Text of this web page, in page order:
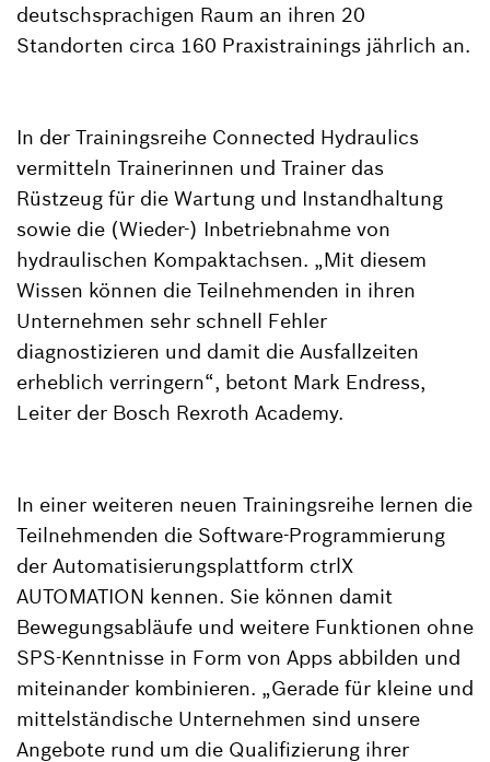
deutschsprachigen Raum an ihren 20
Standorten circa 160 Praxistrainings jährlich an.
In der Trainingsreihe Connected Hydraulics
vermitteln Trainerinnen und Trainer das
Rüstzeug für die Wartung und Instandhaltung
sowie die (Wieder-) Inbetriebnahme von
hydraulischen Kompaktachsen. „Mit diesem
Wissen können die Teilnehmenden in ihren
Unternehmen sehr schnell Fehler
diagnostizieren und damit die Ausfallzeiten
erheblich verringern“, betont Mark Endress,
Leiter der Bosch Rexroth Academy.
In einer weiteren neuen Trainingsreihe lernen die
Teilnehmenden die Software-Programmierung
der Automatisierungsplattform ctrlX
AUTOMATION kennen. Sie können damit
Bewegungsabläufe und weitere Funktionen ohne
SPS-Kenntnisse in Form von Apps abbilden und
miteinander kombinieren. „Gerade für kleine und
mittelständische Unternehmen sind unsere
Angebote rund um die Qualifizierung ihrer